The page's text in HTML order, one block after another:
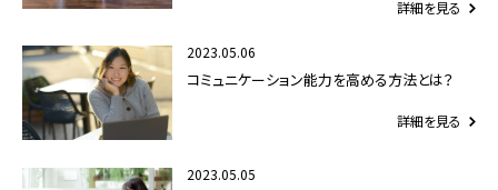
詳細を見る
2023.05.06
コミュニケーション能力を高める方法とは？
詳細を見る
2023.05.05